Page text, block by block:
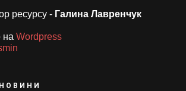
ресурсу - Галина Лавренчук
на Wordpress